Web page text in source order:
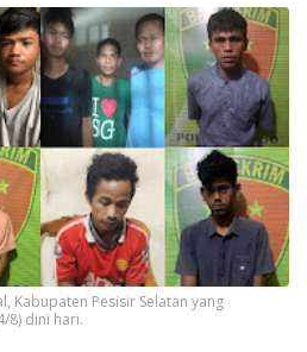
Kabupaten Pesisir Selatan yang
8) dini hari.